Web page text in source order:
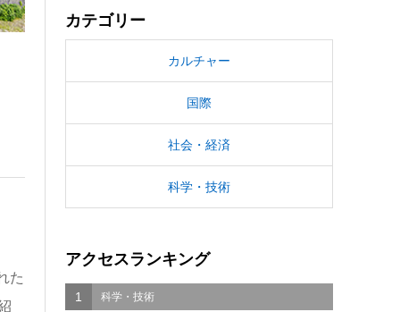
た
カテゴリー
カルチャー
国際
社会・経済
科学・技術
アクセスランキング
1 科学・技術